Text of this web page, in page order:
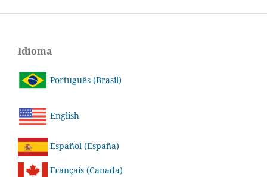
Idioma
Português (Brasil)
English
Español (España)
Français (Canada)